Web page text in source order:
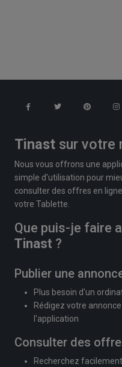
Tinast sur votre
Nous vous offrons une
simple d'utilisation pour
consulter des offres en
votre Tablette.
Que puis-je faire
Tinast ?
Publier une
Plus besoin d'un
Rédigez votre
l'application
Consulter des
Recherchez